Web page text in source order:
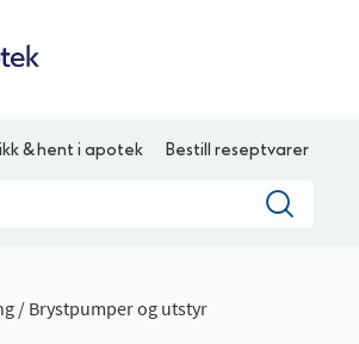
& hent i apotek Bestill reseptvarer
Brystpumper og utstyr